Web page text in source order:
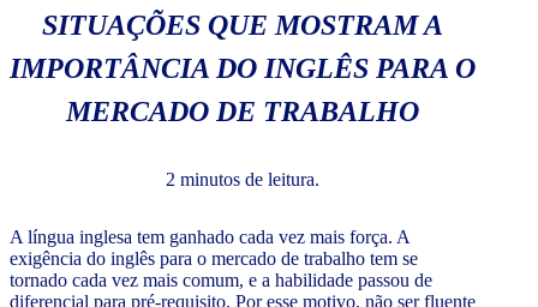
SITUAÇÕES QUE MOSTRAM A
IMPORTÂNCIA DO INGLÊS PARA O
MERCADO DE TRABALHO
2 minutos de leitura.
A língua inglesa tem ganhado cada vez mais força. A
exigência do inglês para o mercado de trabalho tem se
tornado cada vez mais comum, e a habilidade passou de
diferencial para pré-requisito. Por esse motivo, não ser fluente